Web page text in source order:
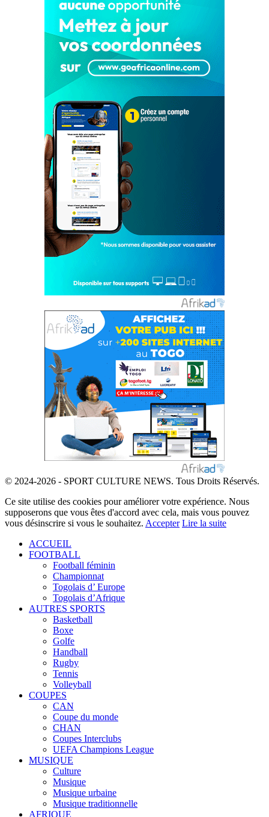
© 2024-2026 - SPORT CULTURE NEWS. Tous Droits Réservés.
Ce site utilise des cookies pour améliorer votre expérience. Nous
supposerons que vous êtes d'accord avec cela, mais vous pouvez
vous désinscrire si vous le souhaitez. Accepter Lire la suite
ACCUEIL
FOOTBALL
Football féminin
Championnat
Togolais d’ Europe
Togolais d’Afrique
AUTRES SPORTS
Basketball
Boxe
Golfe
Handball
Rugby
Tennis
Volleyball
COUPES
CAN
Coupe du monde
CHAN
Coupes Interclubs
UEFA Champions League
MUSIQUE
Culture
Musique
Musique urbaine
Musique traditionnelle
AFRIQUE